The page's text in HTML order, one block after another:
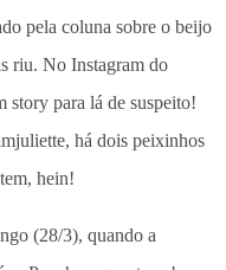
pela coluna sobre o beijo
riu. No Instagram do
story para lá de suspeito!
há dois peixinhos
hein!
(28/3), quando a